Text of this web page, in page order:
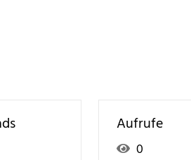
Aufrufe
0